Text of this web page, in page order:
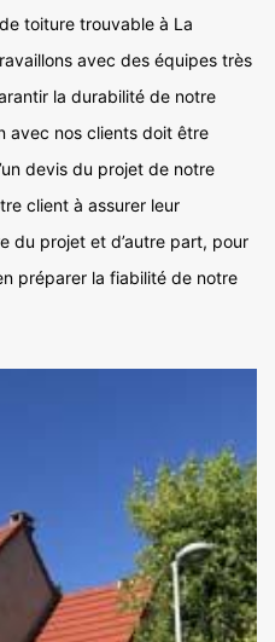
toiture trouvable à La
avec des équipes très
la durabilité de notre
avec nos clients doit être
devis du projet de notre
client à assurer leur
du projet et d’autre part, pour
préparer la fiabilité de notre